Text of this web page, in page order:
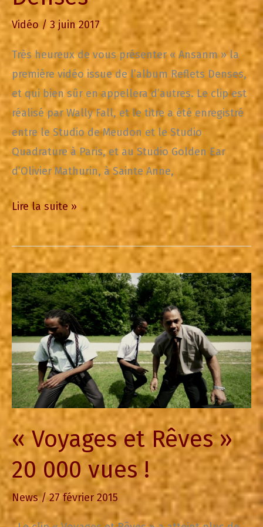
Vidéo / 3 juin 2017
Très heureux de vous présenter « Ansanm » la
première vidéo issue de l’album Reflets Denses,
et qui bien sûr en appellera d’autres. Le clip est
réalisé par Wally Fall, et le titre a été enregistré
entre le Studio de Meudon et le Studio
Quadrature à Paris, et au Studio Golden Ear
d’Olivier Mathurin, à Sainte Anne,
Ansanm,
1ère
vidéo
de
l’album
Reflets
Denses
Lire la suite »
« Voyages et Rêves »
20 000 vues !
News/27 février 2015